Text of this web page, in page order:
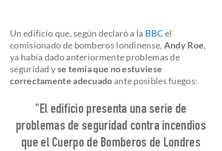
Un edificio que, según declaró a la BBCel
comisionado de bomberos londinense, Andy Roe,
ya había dado anteriormente problemas de
seguridad yse temía que no estuviese
correctamente adecuado ante posibles fuegos:
"El edificio presenta una serie de
problemas de seguridad contra incendios
que el Cuerpo de Bomberos de Londres